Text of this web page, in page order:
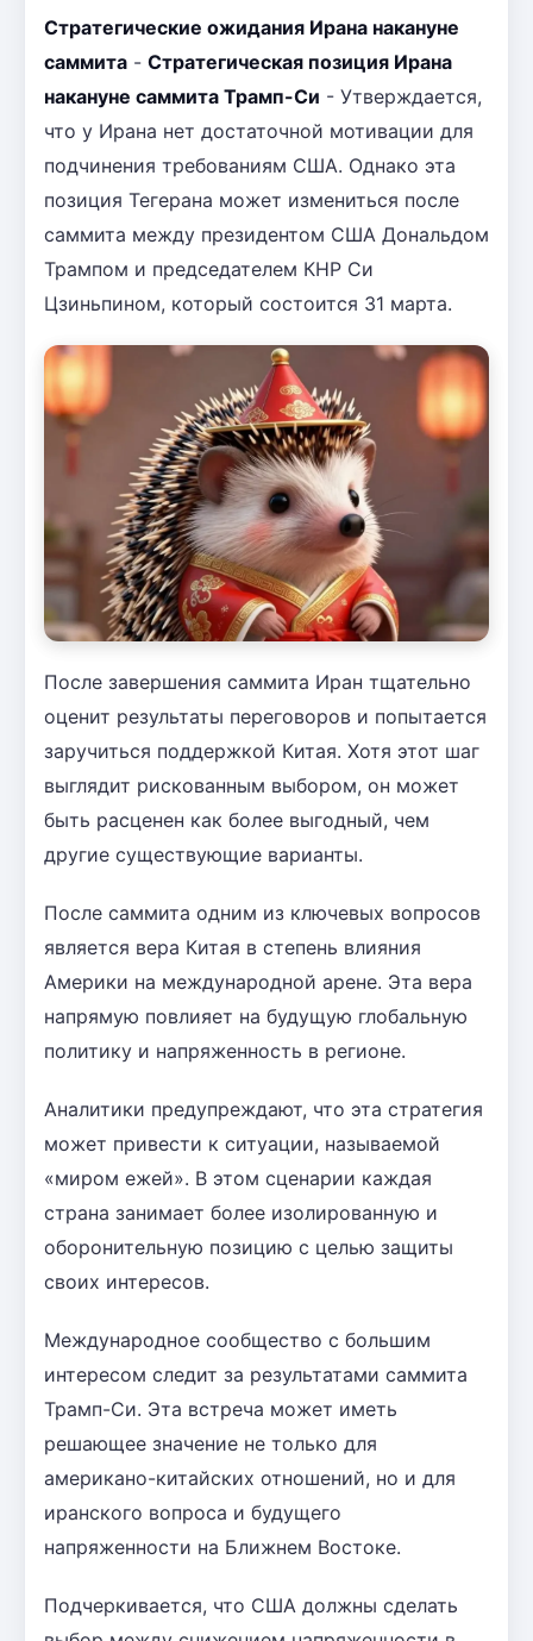
Стратегические ожидания Ирана накануне
саммита - Стратегическая позиция Ирана
накануне саммита Трамп-Си - Утверждается,
что у Ирана нет достаточной мотивации для
подчинения требованиям США. Однако эта
позиция Тегерана может измениться после
саммита между президентом США Дональдом
Трампом и председателем КНР Си
Цзиньпином, который состоится 31 марта.
После завершения саммита Иран тщательно
оценит результаты переговоров и попытается
заручиться поддержкой Китая. Хотя этот шаг
выглядит рискованным выбором, он может
быть расценен как более выгодный, чем
другие существующие варианты.
После саммита одним из ключевых вопросов
является вера Китая в степень влияния
Америки на международной арене. Эта вера
напрямую повлияет на будущую глобальную
политику и напряженность в регионе.
Аналитики предупреждают, что эта стратегия
может привести к ситуации, называемой
«миром ежей». В этом сценарии каждая
страна занимает более изолированную и
оборонительную позицию с целью защиты
своих интересов.
Международное сообщество с большим
интересом следит за результатами саммита
Трамп-Си. Эта встреча может иметь
решающее значение не только для
американо-китайских отношений, но и для
иранского вопроса и будущего
напряженности на Ближнем Востоке.
Подчеркивается, что США должны сделать